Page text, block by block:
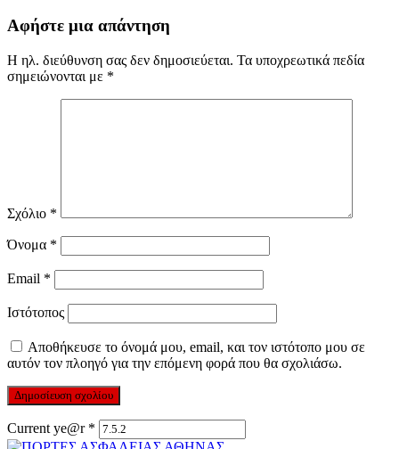
Αφήστε μια απάντηση
Η ηλ. διεύθυνση σας δεν δημοσιεύεται. Τα υποχρεωτικά πεδία
σημειώνονται με *
Σχόλιο *
Όνομα *
Email *
Ιστότοπος
Αποθήκευσε το όνομά μου, email, και τον ιστότοπο μου σε
αυτόν τον πλοηγό για την επόμενη φορά που θα σχολιάσω.
Current ye@r *